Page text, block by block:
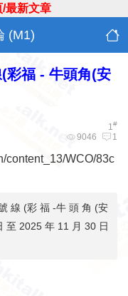
/最新文章
(M1)
彩福 - 牛頭角(安
1#
9046 1
content_13/WCO/83c
線 (彩 福 -牛 頭 角 (安
至 2025 年 11 月 30 日